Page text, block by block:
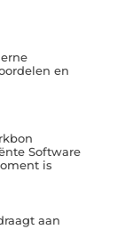
en
Software
is
aan